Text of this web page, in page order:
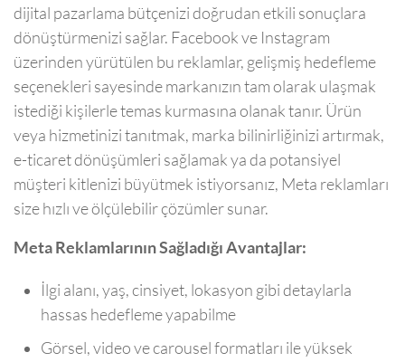
dijital pazarlama bütçenizi doğrudan etkili sonuçlara
dönüştürmenizi sağlar. Facebook ve Instagram
üzerinden yürütülen bu reklamlar, gelişmiş hedefleme
seçenekleri sayesinde markanızın tam olarak ulaşmak
istediği kişilerle temas kurmasına olanak tanır. Ürün
veya hizmetinizi tanıtmak, marka bilinirliğinizi artırmak,
e-ticaret dönüşümleri sağlamak ya da potansiyel
müşteri kitlenizi büyütmek istiyorsanız, Meta reklamları
size hızlı ve ölçülebilir çözümler sunar.
Meta Reklamlarının Sağladığı Avantajlar:
İlgi alanı, yaş, cinsiyet, lokasyon gibi detaylarla
hassas hedefleme yapabilme
Görsel, video ve carousel formatları ile yüksek